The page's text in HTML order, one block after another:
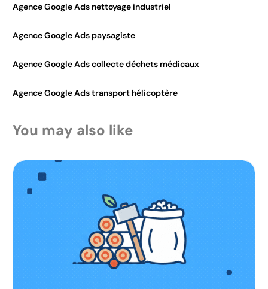
Agence Google Ads nettoyage industriel
Agence Google Ads paysagiste
Agence Google Ads collecte déchets médicaux
Agence Google Ads transport hélicoptère
You may also like